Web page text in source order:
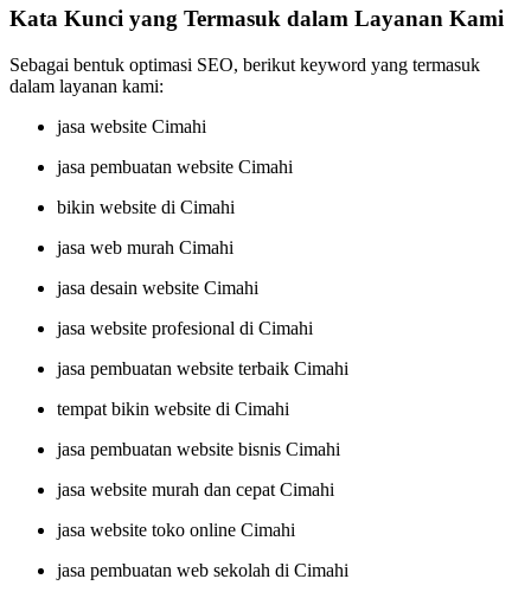
Kata Kunci yang Termasuk dalam Layanan Kami
Sebagai bentuk optimasi SEO, berikut keyword yang termasuk
dalam layanan kami:
jasa website Cimahi
jasa pembuatan website Cimahi
bikin website di Cimahi
jasa web murah Cimahi
jasa desain website Cimahi
jasa website profesional di Cimahi
jasa pembuatan website terbaik Cimahi
tempat bikin website di Cimahi
jasa pembuatan website bisnis Cimahi
jasa website murah dan cepat Cimahi
jasa website toko online Cimahi
jasa pembuatan web sekolah di Cimahi